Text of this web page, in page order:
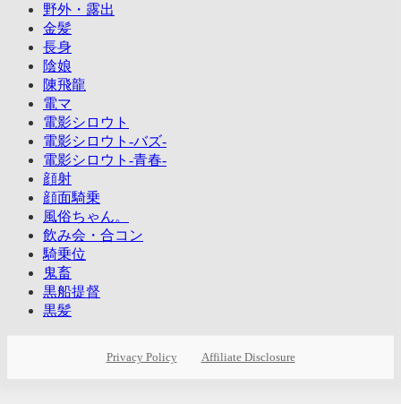
野外・露出
金髪
長身
陰娘
陳飛龍
電マ
電影シロウト
電影シロウト-バズ-
電影シロウト-青春-
顔射
顔面騎乗
風俗ちゃん。
飲み会・合コン
騎乗位
鬼畜
黒船提督
黒髪
Privacy Policy Affiliate Disclosure